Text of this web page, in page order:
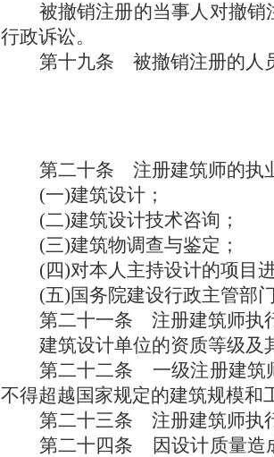
被撤销注册的当事人对撤
行政诉讼。
第十九条 被撤销注册的人
第二十条 注册建筑师的执
(一)建筑设计；
(二)建筑设计技术咨询；
(三)建筑物调查与鉴定；
(四)对本人主持设计的项目
(五)国务院建设行政主管部
第二十一条 注册建筑师执
建筑设计单位的资质等级及
第二十二条 一级注册建筑
不得超越国家规定的建筑规模和
第二十三条 注册建筑师执
第二十四条
因设计质量